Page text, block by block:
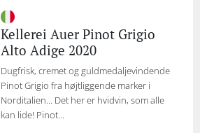
Kellerei Auer Pinot Grigio
Alto Adige 2020
Dugfrisk, cremet og guldmedaljevindende
Pinot Grigio fra højtliggende marker i
Norditalien... Det her er hvidvin, som alle
kan lide! Pinot...